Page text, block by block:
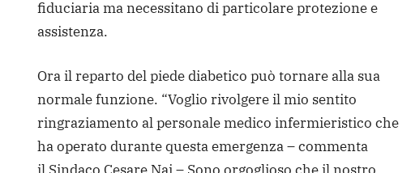
fiduciaria ma necessitano di particolare protezione e
assistenza.
Ora il reparto del piede diabetico può tornare alla sua
normale funzione. “Voglio rivolgere il mio sentito
ringraziamento al personale medico infermieristico che
ha operato durante questa emergenza – commenta